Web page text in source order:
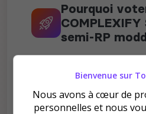
Pourquoi
semi-RP
Bienvenue sur
Nous avons à cœur de
personnelles et nous